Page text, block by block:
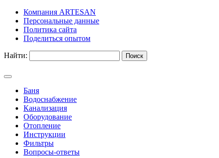
Компания ARTESAN
Персональные данные
Политика сайта
Поделиться опытом
Найти:
Баня
Водоснабжение
Канализация
Оборудование
Отопление
Инструкции
Фильтры
Вопросы-ответы